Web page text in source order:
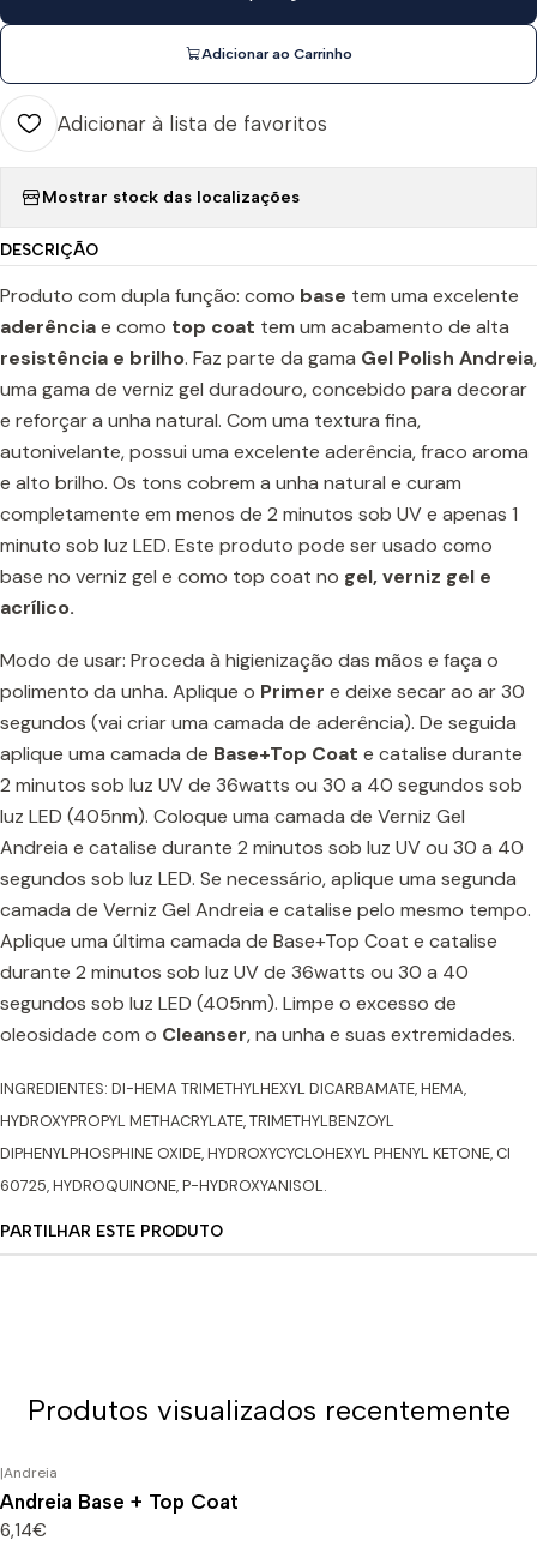
Adicionar ao Carrinho
Adicionar à lista de favoritos
Mostrar stock das localizações
DESCRIÇÃO
Produto com dupla função: como base tem uma excelente
aderênciae como top coat tem um acabamento de alta
resistência e brilho. Faz parte da gama Gel Polish Andreia,
uma gama de verniz gel duradouro, concebido para decorar
e reforçar a unha natural. Com uma textura fina,
autonivelante, possui uma excelente aderência, fraco aroma
e alto brilho. Os tons cobrem a unha natural e curam
completamente em menos de 2 minutos sob UV e apenas 1
minuto sob luz LED. Este produto pode ser usado como
base no verniz gel e como top coat no gel, verniz gel e
acrílico.
Modo de usar: Proceda à higienização das mãos e faça o
polimento da unha. Aplique o Primer e deixe secar ao ar 30
segundos (vai criar uma camada de aderência). De seguida
aplique uma camada de Base+Top Coat e catalise durante
2 minutos sob luz UV de 36watts ou 30 a 40 segundos sob
luz LED (405nm). Coloque uma camada de Verniz Gel
Andreia e catalise durante 2 minutos sob luz UV ou 30 a 40
segundos sob luz LED. Se necessário, aplique uma segunda
camada de Verniz Gel Andreia e catalise pelo mesmo tempo.
Aplique uma última camada de Base+Top Coat e catalise
durante 2 minutos sob luz UV de 36watts ou 30 a 40
segundos sob luz LED (405nm). Limpe o excesso de
oleosidade com o Cleanser, na unha e suas extremidades.
INGREDIENTES: DI-HEMA TRIMETHYLHEXYL DICARBAMATE, HEMA,
HYDROXYPROPYL METHACRYLATE, TRIMETHYLBENZOYL
DIPHENYLPHOSPHINE OXIDE, HYDROXYCYCLOHEXYL PHENYL KETONE, CI
60725, HYDROQUINONE, P-HYDROXYANISOL.
PARTILHAR ESTE PRODUTO
Produtos visualizados recentemente
|Andreia
Andreia Base + Top Coat
6,14€